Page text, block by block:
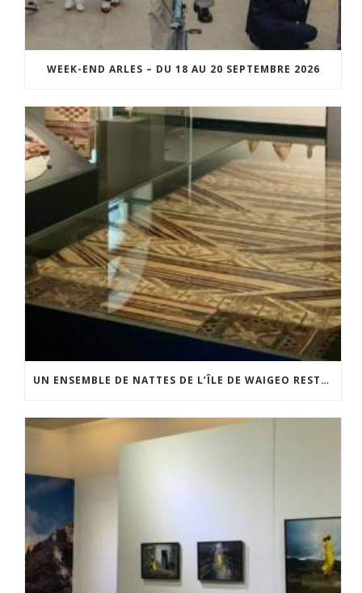
WEEK-END ARLES – DU 18 AU 20 SEPTEMBRE 2026
UN ENSEMBLE DE NATTES DE L’ÎLE DE WAIGEO RESTAURÉ GRÂCE AU SOUTIEN DU CERCLE LÉVI-STRAUSS